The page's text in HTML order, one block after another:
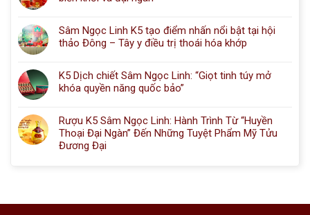
Sâm Ngọc Linh K5 tạo điểm nhấn nổi bật tại hội
thảo Đông – Tây y điều trị thoái hóa khớp
K5 Dịch chiết Sâm Ngọc Linh: “Giọt tinh túy mở
khóa quyền năng quốc bảo”
Rượu K5 Sâm Ngọc Linh: Hành Trình Từ “Huyền
Thoại Đại Ngàn” Đến Những Tuyệt Phẩm Mỹ Tửu
Đương Đại